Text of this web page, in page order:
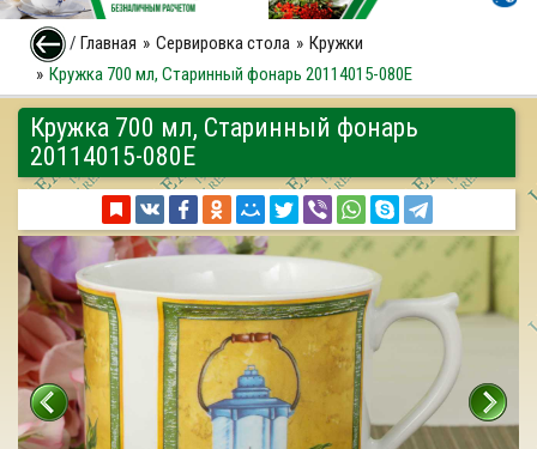
/ Главная Сервировка стола
Кружки
Кружка 700 мл, Старинный фонарь 20114015-080E
Кружка 700 мл, Старинный фонарь
20114015-080E